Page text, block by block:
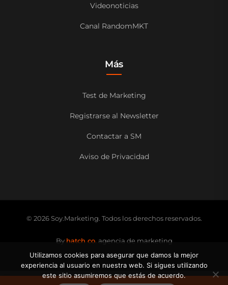
Videonoticias
Canal RandomMKT
Más
Test de Marketing
Registrarse al Newsletter
Contactar a SM
Aviso de Privacidad
© 2026 Soy.Marketing. Todos los derechos reservados.
By hatch co. agencia de marketing
Utilizamos cookies para asegurar que damos la mejor
experiencia al usuario en nuestra web. Si sigues utilizando
este sitio asumiremos que estás de acuerdo.